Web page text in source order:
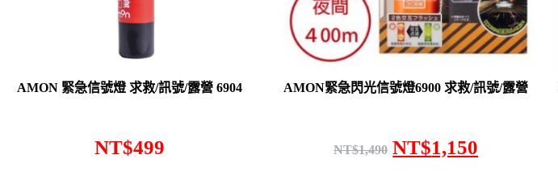
AMON 緊急信號燈 求救/訊號/露營 6904
NT$499
AMON緊急閃光信號燈6900 求救/訊號/露營
NT$1,490 NT$1,150